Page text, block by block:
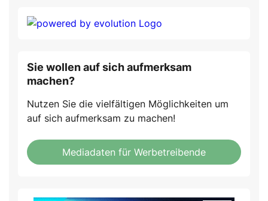
Sie wollen auf sich aufmerksam
machen?
Nutzen Sie die vielfältigen Möglichkeiten um
auf sich aufmerksam zu machen!
Mediadaten für Werbetreibende